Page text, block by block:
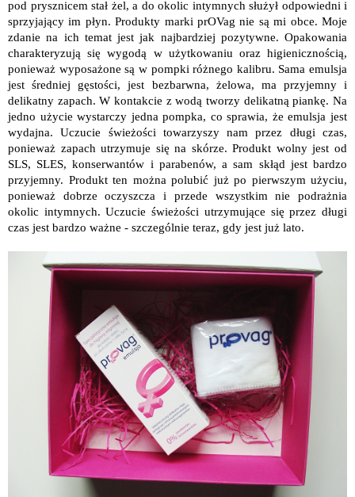
pod prysznicem stał żel, a do okolic intymnych służył odpowiedni i
sprzyjający im płyn. Produkty marki prOVag nie są mi obce. Moje
zdanie na ich temat jest jak najbardziej pozytywne. Opakowania
charakteryzują się wygodą w użytkowaniu oraz higienicznością,
ponieważ wyposażone są w pompki różnego kalibru. Sama emulsja
jest średniej gęstości, jest bezbarwna, żelowa, ma przyjemny i
delikatny zapach. W kontakcie z wodą tworzy delikatną piankę. Na
jedno użycie wystarczy jedna pompka, co sprawia, że emulsja jest
wydajna. Uczucie świeżości towarzyszy nam przez długi czas,
ponieważ zapach utrzymuje się na skórze. Produkt wolny jest od
SLS, SLES, konserwantów i parabenów, a sam skłąd jest bardzo
przyjemny. Produkt ten można polubić już po pierwszym użyciu,
ponieważ dobrze oczyszcza i przede wszystkim nie podrażnia
okolic intymnych. Uczucie świeżości utrzymujące się przez długi
czas jest bardzo ważne - szczególnie teraz, gdy jest już lato.